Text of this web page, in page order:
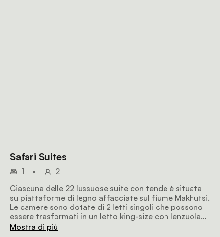
Safari Suites
1 •
2
Ciascuna delle 22 lussuose suite con tende è situata
su piattaforme di legno affacciate sul fiume Makhutsi.
Le camere sono dotate di 2 letti singoli che possono
essere trasformati in un letto king-size con lenzuola
fresche di bucato e zanzariere. Il bagno privato è
Mostra di più